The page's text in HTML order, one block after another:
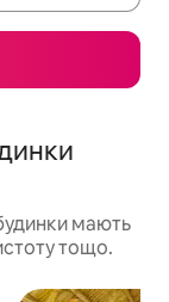
мають
тощо.